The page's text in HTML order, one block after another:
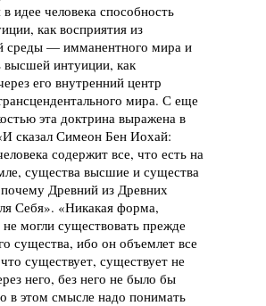
идее человека способность
как восприятия из
среды — имманентного мира и
высшей интуиции, как
его внутренний центр
мира. С еще
эта доктрина выражена в
сказал Симеон Бен Иохай:
содержит все, что есть на
существа высшие и существа
Древний из Древних
Себя». «Никакая форма,
могли существовать прежде
существа, ибо он объемлет все
существует, существует не
него, без него не было бы
в этом смысле надо понимать